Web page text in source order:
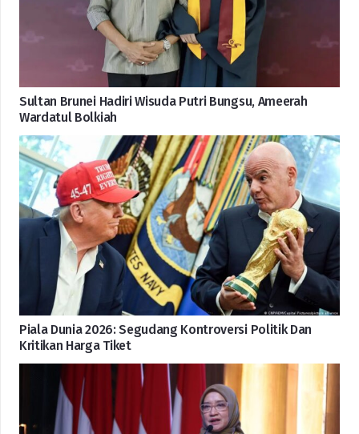
Sultan Brunei Hadiri Wisuda Putri Bungsu, Ameerah
Wardatul Bolkiah
Piala Dunia 2026: Segudang Kontroversi Politik Dan
Kritikan Harga Tiket